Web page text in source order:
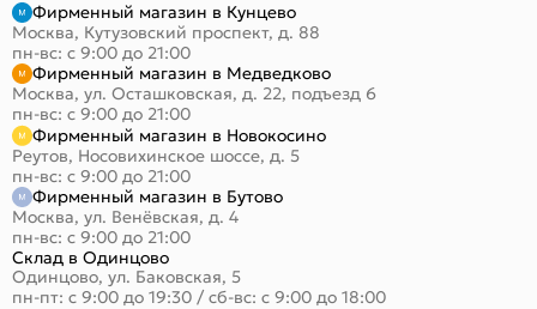
Фирменный магазин в Кунцево
Москва, Кутузовский проспект, д. 88
пн-вс: с 9:00 до 21:00
Фирменный магазин в Медведково
Москва, ул. Осташковская, д. 22, подъезд 6
пн-вс: с 9:00 до 21:00
Фирменный магазин в Новокосино
Реутов, Носовихинское шоссе, д. 5
пн-вс: с 9:00 до 21:00
Фирменный магазин в Бутово
Москва, ул. Венёвская, д. 4
пн-вс: с 9:00 до 21:00
Склад в Одинцово
Одинцово, ул. Баковская, 5
пн-пт: с 9:00 до 19:30 / сб-вс: с 9:00 до 18:00